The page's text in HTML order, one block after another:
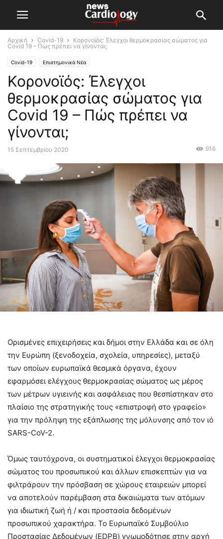
Αρχική Covid-19
Κορονοϊός: Έλεγχοι θερμοκρασίας σώματος για
Covid 19 – Πώς πρέπει να γίνονται;
Covid-19 Επιστημονικά Νέα
Κορονοϊός: Έλεγχοι
θερμοκρασίας σώματος για
Covid 19 – Πώς πρέπει να
γίνονται;
15 Σεπτεμβρίου 2020 916
Ορισμένες επιχειρήσεις και δήμοι στην Ελλάδα και σε όλη
την Ευρώπη (ξενοδοχεία, σχολεία, υπηρεσίες), μεταξύ
των οποίων ευρωπαϊκά θεσμικά όργανα, έχουν
εφαρμόσει ελέγχους θερμοκρασίας σώματος ως μέρος
των μέτρων υγιεινής και ασφάλειας που θεσπίστηκαν στο
πλαίσιο της στρατηγικής τους «επιστροφή στο γραφείο»
για την πρόληψη της εξάπλωσης της μόλυνσης από τον ιό
SARS-CoV-2.
Όμως ταυτόχρονα, οι συστηματικοί έλεγχοι θερμοκρασίας
σώματος του προσωπικού και άλλων επισκεπτών για να
φιλτράρουν την πρόσβαση σε χώρους εταιρειών μπορεί
να αποτελούν παρέμβαση στα δικαιώματα των ατόμων
για ιδιωτική ζωή ή / και προστασία δεδομένων
προσωπικού χαρακτήρα. Το Ευρωπαϊκό Συμβούλιο
Προστασίας Δεδομένων (EDPB) γνωμοδότησε στην αρχή